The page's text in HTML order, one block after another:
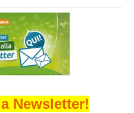
Newsletter!